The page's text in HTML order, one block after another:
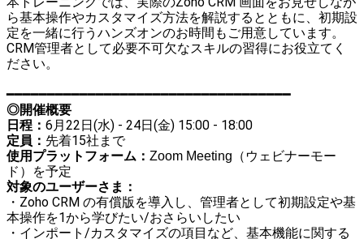
ら基本操作やカスタマイズ方法を解説するとともに、初期設
定を一緒に行うハンズオンのお時間もご用意しています。
CRM管理者として必要不可欠なスキルの習得にお役立てく
ださい。
━━━━━━━━━━━━━━━━━━━━━━━━━━━━━━━━━━━
◎開催概要
日程： 6月22日(水) - 24日(金) 15:00 - 18:00
定員： 先着15社まで
使用プラットフォーム： Zoom Meeting（ウェビナーモー
ド）を予定
対象のユーザーさま：
・Zoho CRM の有償版を導入し、管理者として初期設定や基
本操作を1から学びたい/おさらいしたい
・インポート/カスタマイズの項目など、基本機能に関する